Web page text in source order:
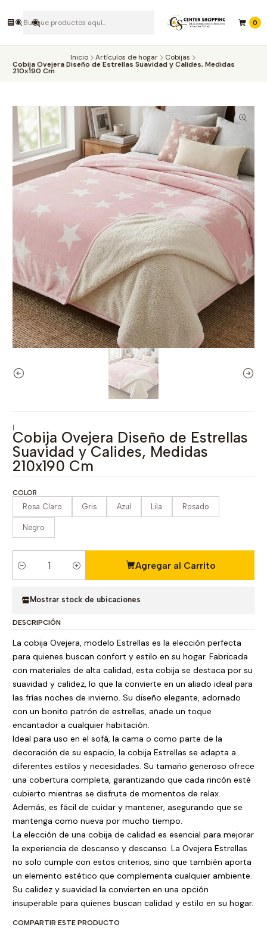
0
Inicio Artículos de hogar Cobijas
Cobija Ovejera Diseño de Estrellas Suavidad y Calides, Medidas
210x190 Cm
|
Cobija Ovejera Diseño de Estrellas
Suavidad y Calides, Medidas
210x190 Cm
COLOR
Rosa Claro Gris Azul Lila Rosado
Negro
i
d
a
d
Agregar al Carrito
Mostrar stock de ubicaciones
DESCRIPCIÓN
La cobija Ovejera, modelo Estrellas es la elección perfecta
para quienes buscan confort y estilo en su hogar. Fabricada
con materiales de alta calidad, esta cobija se destaca por su
suavidad y calidez, lo que la convierte en un aliado ideal para
las frías noches de invierno. Su diseño elegante, adornado
con un bonito patrón de estrellas, añade un toque
encantador a cualquier habitación.
Ideal para uso en el sofá, la cama o como parte de la
decoración de su espacio, la cobija Estrellas se adapta a
diferentes estilos y necesidades. Su tamaño generoso ofrece
una cobertura completa, garantizando que cada rincón esté
cubierto mientras se disfruta de momentos de relax.
Además, es fácil de cuidar y mantener, asegurando que se
mantenga como nueva por mucho tiempo.
La elección de una cobija de calidad es esencial para mejorar
la experiencia de descanso y descanso. La Ovejera Estrellas
no solo cumple con estos criterios, sino que también aporta
un elemento estético que complementa cualquier ambiente.
Su calidez y suavidad la convierten en una opción
insuperable para quienes buscan calidad y estilo en su hogar.
COMPARTIR ESTE PRODUCTO